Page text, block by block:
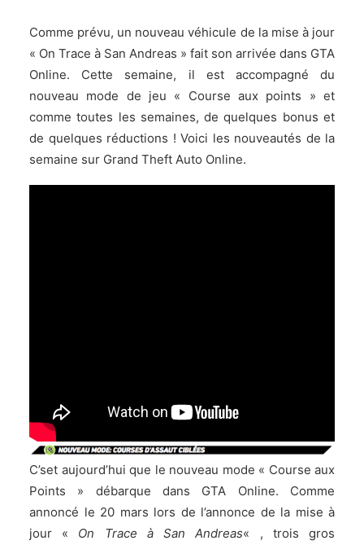
Comme prévu, un nouveau véhicule de la mise à jour
« On Trace à San Andreas » fait son arrivée dans GTA
Online. Cette semaine, il est accompagné du
nouveau mode de jeu « Course aux points » et
comme toutes les semaines, de quelques bonus et
de quelques réductions ! Voici les nouveautés de la
semaine sur Grand Theft Auto Online.
C’set aujourd’hui que le nouveau mode « Course aux
Points » débarque dans GTA Online. Comme
annoncé le 20 mars lors de l’annonce de la mise à
jour « On Trace à San Andreas« , trois gros